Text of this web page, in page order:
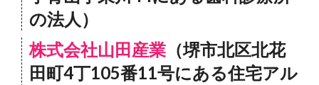
の法人）
株式会社山田産業 （堺市北区北花
田町4丁105番11号にある住宅アル